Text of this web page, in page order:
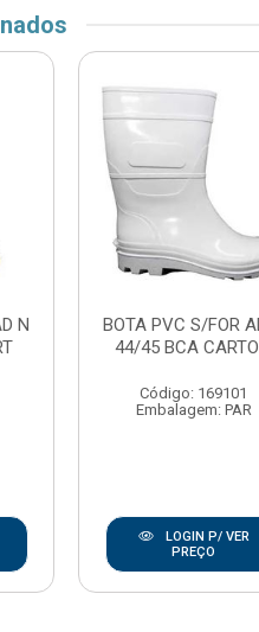
N
BOTA PVC S/FOR
44/45 BCA
Código: 169101
Embalagem: PAR
LOGIN P/ VER
PREÇO